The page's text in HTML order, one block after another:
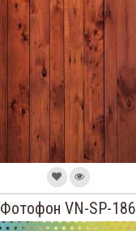
Фотофон VN-SP-186